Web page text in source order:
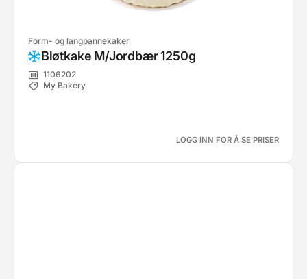
Form- og langpannekaker
Bløtkake M/Jordbær 1250g
1106202
My Bakery
LOGG INN FOR Å SE PRISER